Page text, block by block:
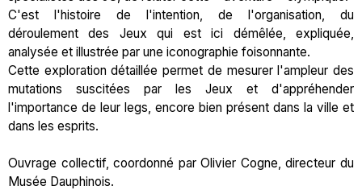
C'est l'histoire de l'intention, de l'organisation, du
déroulement des Jeux qui est ici démêlée, expliquée,
analysée et illustrée par une iconographie foisonnante.
Cette exploration détaillée permet de mesurer l'ampleur des
mutations suscitées par les Jeux et d'appréhender
l'importance de leur legs, encore bien présent dans la ville et
dans les esprits.
Ouvrage collectif, coordonné par Olivier Cogne, directeur du
Musée Dauphinois.